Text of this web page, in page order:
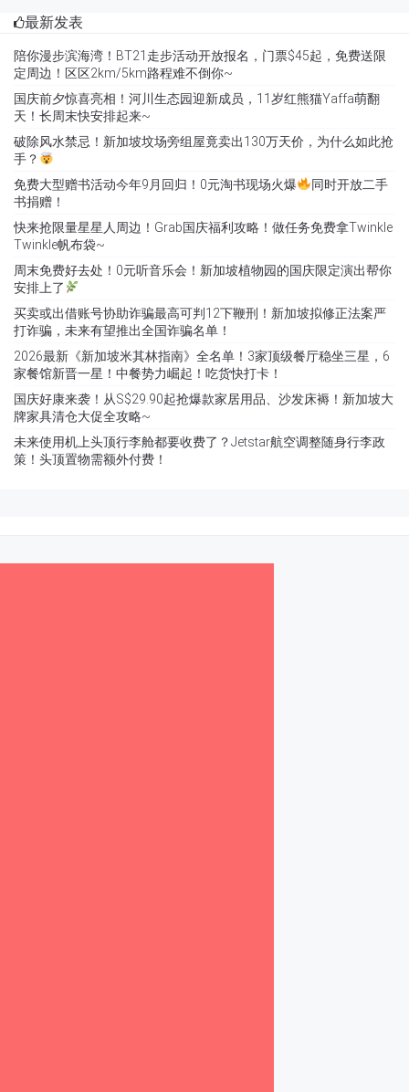
最新发表
陪你漫步滨海湾！BT21走步活动开放报名，门票$45起，免费送限
定周边！区区2km/5km路程难不倒你~
国庆前夕惊喜亮相！河川生态园迎新成员，11岁红熊猫Yaffa萌翻
天！长周末快安排起来~
破除风水禁忌！新加坡坟场旁组屋竟卖出130万天价，为什么如此抢
手？
免费大型赠书活动今年9月回归！0元淘书现场火爆
同时开放二手
书捐赠！
快来抢限量星星人周边！Grab国庆福利攻略！做任务免费拿Twinkle
Twinkle帆布袋~
周末免费好去处！0元听音乐会！新加坡植物园的国庆限定演出帮你
安排上了
买卖或出借账号协助诈骗最高可判12下鞭刑！新加坡拟修正法案严
打诈骗，未来有望推出全国诈骗名单！
2026最新《新加坡米其林指南》全名单！3家顶级餐厅稳坐三星，6
家餐馆新晋一星！中餐势力崛起！吃货快打卡！
国庆好康来袭！从S$29.90起抢爆款家居用品、沙发床褥！新加坡大
牌家具清仓大促全攻略~
未来使用机上头顶行李舱都要收费了？Jetstar航空调整随身行李政
策！头顶置物需额外付费！